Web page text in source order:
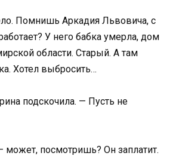
Помнишь Аркадия Львовича, с
У него бабка умерла, дом
области. Старый. А там
Хотел выбросить…
подскочила. — Пусть не
посмотришь? Он заплатит.